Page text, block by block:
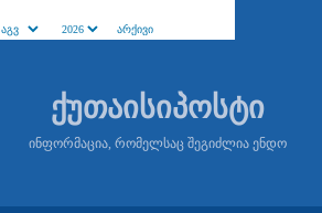
ქუთაისიპოსტი
ინფორმაცია, რომელსაც შეგიძლია ენდო